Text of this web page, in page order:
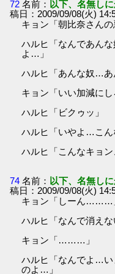
72 名前： 以下、名無し
稿日：2009/09/08(火)
キョン「朝比奈さん
ハルヒ「なんであん
よ…」
ハルヒ「あんな奴…あ
キョン「いい加減にし
ハルヒ「ビクゥッ」
ハルヒ「いやよ…こ
ハルヒ「こんなキョン
74 名前： 以下、名無し
稿日：2009/09/08(火)
キョン「しーん………
ハルヒ「なんで消え
キョン「………」
ハルヒ「なんでよ…い
のよ…」